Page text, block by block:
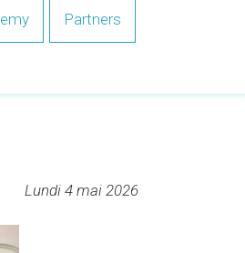
Partners
Lundi 4 mai 2026